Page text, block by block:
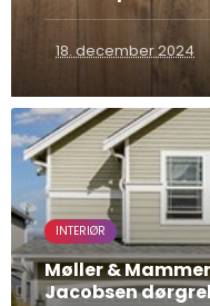
18. december 2024
INTERIØR
Møller &
Jacobsen